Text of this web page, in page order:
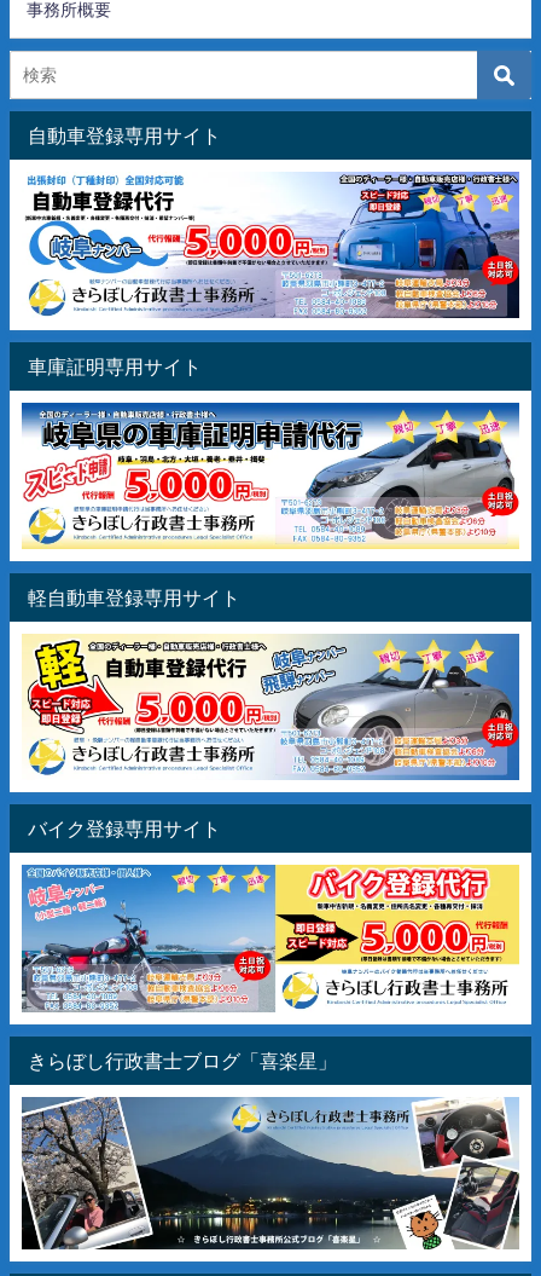
事務所概要
自動車登録専用サイト
車庫証明専用サイト
軽自動車登録専用サイト
バイク登録専用サイト
きらぼし行政書士ブログ「喜楽星」